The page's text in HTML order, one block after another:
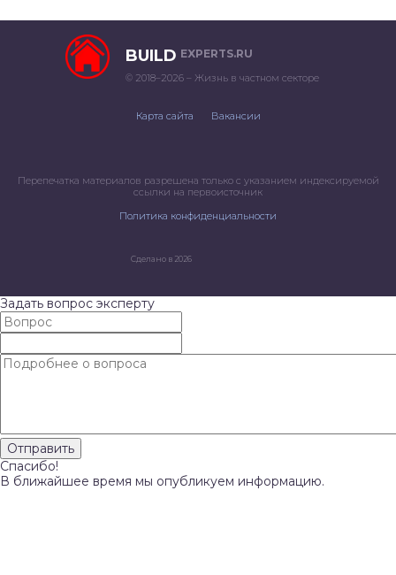
BUILD EXPERTS.RU
© 2018–2026 – Жизнь в частном секторе
Карта сайта Вакансии
Перепечатка материалов разрешена только с указанием индексируемой
ссылки на первоисточник
Политика конфиденциальности
Сделано в 2026
Задать вопрос эксперту
Спасибо!
В ближайшее время мы опубликуем информацию.